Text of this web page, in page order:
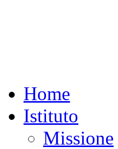
Home
Istituto
Missione